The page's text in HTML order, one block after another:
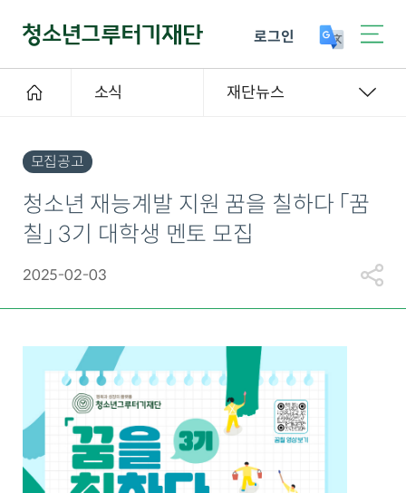
로그인
소식 재단뉴스
모집공고
청소년 재능계발 지원 꿈을 칠하다 「꿈
칠」 3기 대학생 멘토 모집
2025-02-03